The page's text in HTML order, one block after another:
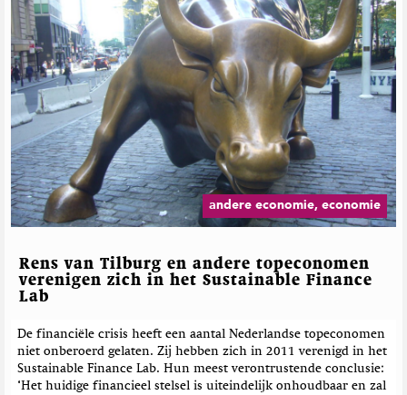
andere economie, economie
Rens van Tilburg en andere topeconomen
verenigen zich in het Sustainable Finance
Lab
De financiële crisis heeft een aantal Nederlandse topeconomen
niet onberoerd gelaten. Zij hebben zich in 2011 verenigd in het
Sustainable Finance Lab. Hun meest verontrustende conclusie:
‘Het huidige financieel stelsel is uiteindelijk onhoudbaar en zal